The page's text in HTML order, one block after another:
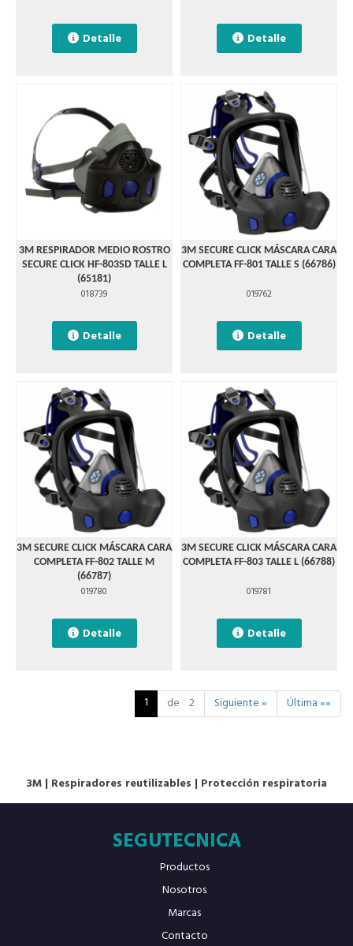
Detalle Detalle
3M RESPIRADOR MEDIO ROSTRO
SECURE CLICK HF-803SD TALLE L
(65181)
018739
Detalle
3M SECURE CLICK MÁSCARA CARA
COMPLETA FF-801 TALLE S (66786)
019762
Detalle
3M SECURE CLICK MÁSCARA CARA
COMPLETA FF-802 TALLE M
(66787)
019780
Detalle
3M SECURE CLICK MÁSCARA CARA
COMPLETA FF-803 TALLE L (66788)
019781
Detalle
1 de 2 Siguiente » Última »»
3M | Respiradores reutilizables | Protección respiratoria
SEGUTECNICA
Productos
Nosotros
Marcas
Contacto